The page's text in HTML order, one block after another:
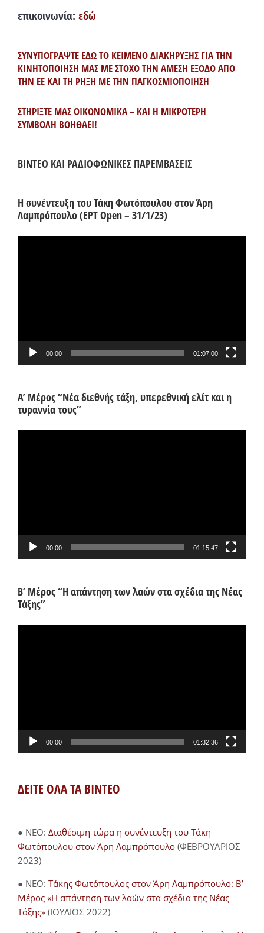
επικοινωνία: εδώ
ΣΥΝΥΠΟΓΡΑΨΤΕ ΕΔΩ ΤΟ ΚΕΙΜΕΝΟ ΔΙΑΚΗΡΥΞΗΣ ΓΙΑ ΤΗΝ
ΚΙΝΗΤΟΠΟΙΗΣΗ ΜΑΣ ΜΕ ΣΤΟΧΟ ΤΗΝ ΑΜΕΣΗ ΕΞΟΔΟ ΑΠΟ
ΤΗΝ ΕΕ ΚΑΙ ΤΗ ΡΗΞΗ ΜΕ ΤΗΝ ΠΑΓΚΟΣΜΙΟΠΟΙΗΣΗ
ΣΤΗΡΙΞΤΕ ΜΑΣ ΟΙΚΟΝΟΜΙΚΑ – ΚΑΙ Η ΜΙΚΡΟΤΕΡΗ
ΣΥΜΒΟΛΗ ΒΟΗΘΑΕΙ!
ΒΙΝΤΕΟ ΚΑΙ ΡΑΔΙΟΦΩΝΙΚΕΣ ΠΑΡΕΜΒΑΣΕΙΣ
Η συνέντευξη του Τάκη Φωτόπουλου στον Άρη
Λαμπρόπουλο (ΕΡΤ Open – 31/1/23)
00:00 01:07:00
Α’ Μέρος “Νέα διεθνής τάξη, υπερεθνική ελίτ και η
τυραννία τους”
00:00 01:15:47
Β’ Μέρος “Η απάντηση των λαών στα σχέδια της Νέας
Τάξης”
00:00 01:32:36
ΔΕΙΤΕ ΟΛΑ ΤΑ ΒΙΝΤΕΟ
● NEO: Διαθέσιμη τώρα η συνέντευξη του Τάκη
Φωτόπουλου στον Άρη Λαμπρόπουλο (ΦΕΒΡΟΥΑΡΙΟΣ
2023)
● NEO: Τάκης Φωτόπουλος στον Άρη Λαμπρόπουλο: Β’
Μέρος «Η απάντηση των λαών στα σχέδια της Νέας
Τάξης» (ΙΟΥΛΙΟΣ 2022)